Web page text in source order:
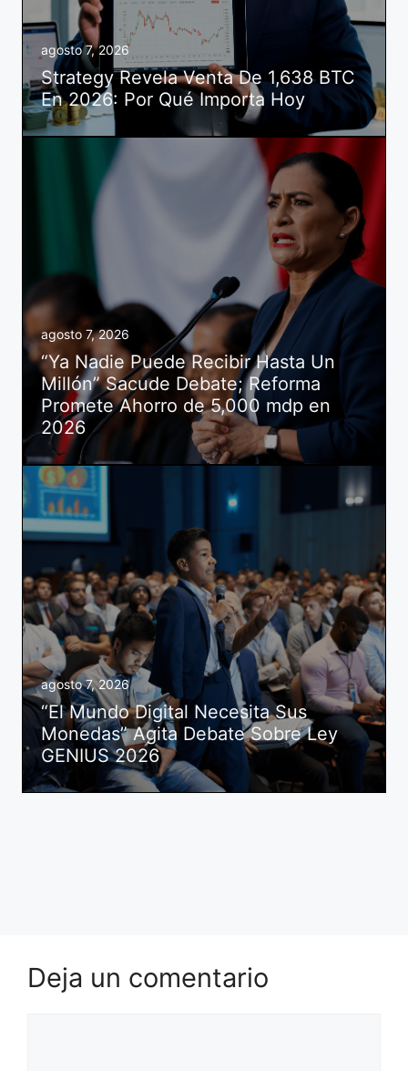
agosto 7, 2026
Strategy Revela Venta De 1,638 BTC
En 2026: Por Qué Importa Hoy
agosto 7, 2026
“Ya Nadie Puede Recibir Hasta Un
Millón” Sacude Debate; Reforma
Promete Ahorro de 5,000 mdp en
2026
agosto 7, 2026
“El Mundo Digital Necesita Sus
Monedas” Agita Debate Sobre Ley
GENIUS 2026
Deja un comentario